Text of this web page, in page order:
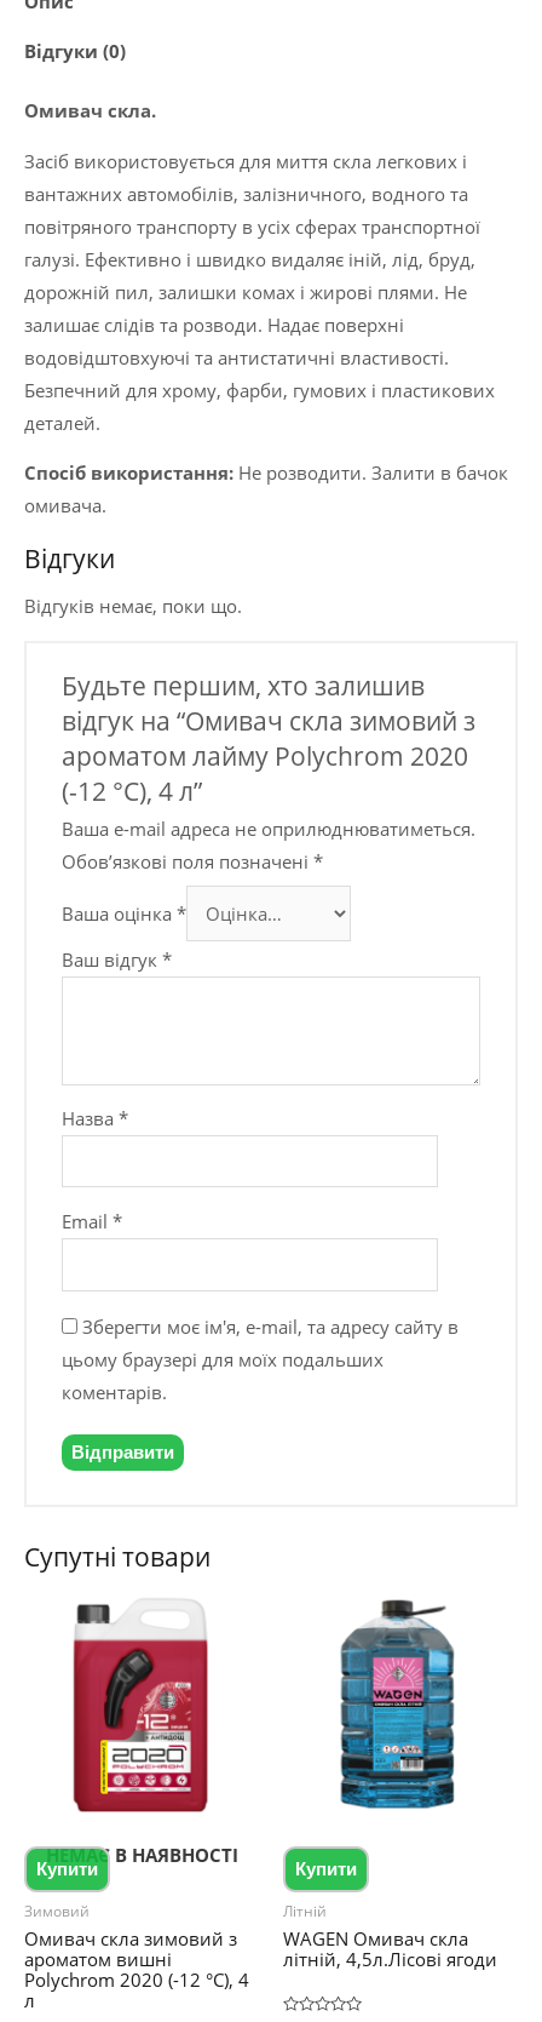
2020
(-12
4
л
кількість
Відгуки (0)
Омивач скла.
Засіб використовується для миття скла легкових і
вантажних автомобілів, залізничного, водного та
повітряного транспорту в усіх сферах транспортної
галузі. Ефективно і швидко видаляє іній, лід, бруд,
дорожній пил, залишки комах і жирові плями. Не
залишає слідів та розводи. Надає поверхні
водовідштовхуючі та антистатичні властивості.
Безпечний для хрому, фарби, гумових і пластикових
деталей.
Спосіб використання: Не розводити. Залити в бачок
омивача.
Відгуки
Відгуків немає, поки що.
Будьте першим, хто залишив
відгук на “Омивач скла зимовий з
ароматом лайму Polychrom 2020
(-12 °C), 4 л”
Ваша e-mail адреса не оприлюднюватиметься.
Обов’язкові поля позначені*
Ваша оцінка*
Ваш відгук*
Назва*
Email*
Зберегти моє ім'я, e-mail, та адресу сайту в
цьому браузері для моїх подальших
коментарів.
Супутні товари
НЕМАЄ В НАЯВНОСТІ
Купити
Зимовий
Омивач скла зимовий з
ароматом вишні
Polychrom 2020 (-12 °C), 4
л
Купити
Літній
WAGEN Омивач скла
літній, 4,5л.Лісові ягоди